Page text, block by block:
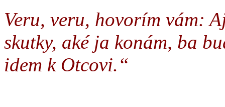
Veru, veru, hovorím vám:
skutky, aké ja konám, ba
idem k Otcovi.“